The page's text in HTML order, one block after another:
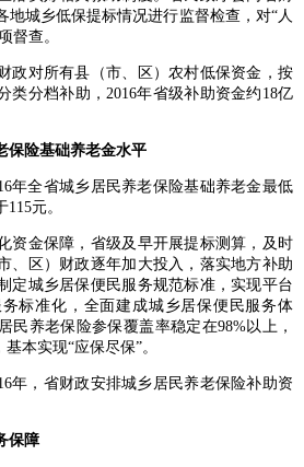
地城乡低保提标情况进行监督检查，对“人
督查。
对所有县（市、区）农村低保资金，按
类分档补助，2016年省级补助资金约18亿
保险基础养老金水平
全省城乡居民养老保险基础养老金最低
元。
金保障，省级及早开展提标测算，及时
、区）财政逐年加大投入，落实地方补助
定城乡居保便民服务规范标准，实现平台
标准化，全面建成城乡居保便民服务体
民养老保险参保覆盖率稳定在98%以上，
本实现“应保尽保”。
，省财政安排城乡居民养老保险补助资
保障